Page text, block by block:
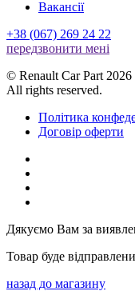
Вакансії
+38 (067) 269 24 22
передзвонити менi
© Renault Car Part 2026
All rights reserved.
Політика
Договір оферти
Дякуємо Вам за
Товар буде
назад до магазину